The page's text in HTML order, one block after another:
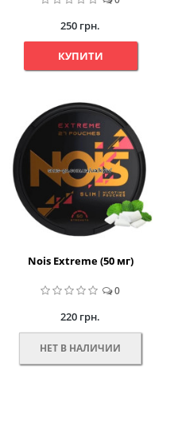
250 грн.
КУПИТИ
Nois Extreme (50 мг)
0
220 грн.
НЕТ В НАЛИЧИИ